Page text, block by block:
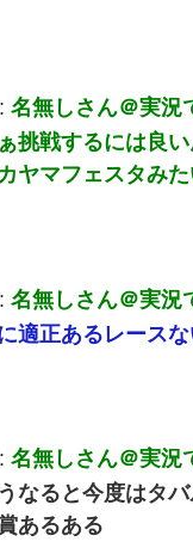
名無しさん＠実況
挑戦するには良
ヤマフェスタみ
名無しさん＠実況
適正あるレース
名無しさん＠実況
なると今度はタ
あるある